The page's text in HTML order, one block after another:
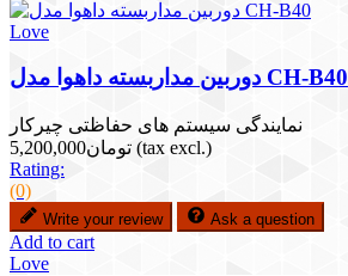
Love
دوربین مداربسته داهوا مدل CH-B40
نمایندگی سیستم های حفاظتی چیرکار
تومان5,200,000 (tax excl.)
Rating:
(0)
Write your review Ask a question
Add to cart
Love